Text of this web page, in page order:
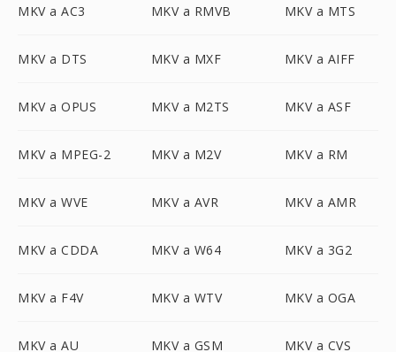
MKV a AC3 MKV a RMVB MKV a MTS
MKV a DTS MKV a MXF MKV a AIFF
MKV a OPUS MKV a M2TS MKV a ASF
MKV a MPEG-2 MKV a M2V MKV a RM
MKV a WVE MKV a AVR MKV a AMR
MKV a CDDA MKV a W64 MKV a 3G2
MKV a F4V MKV a WTV MKV a OGA
MKV a AU MKV a GSM MKV a CVS